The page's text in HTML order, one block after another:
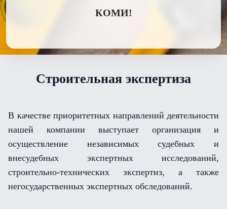
КОМИ!
Cтроительная экспертиза
В качестве приоритетных направлений деятельности
нашей компании выступает организация и
осуществление независимых судебных и
внесудебных экспертных исследований,
строительно-технических экспертиз, а также
негосударственных экспертных обследований.